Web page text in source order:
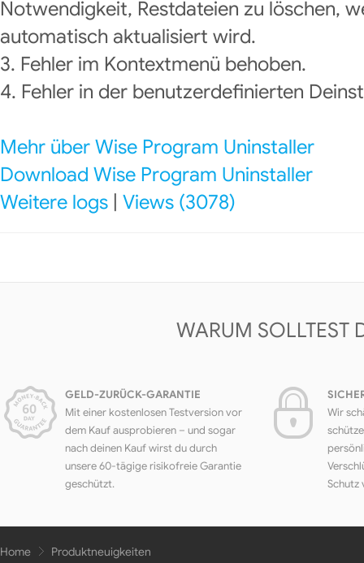
Notwendigkeit, Restdateien zu löschen,
automatisch aktualisiert wird.
3. Fehler im Kontextmenü behoben.
4. Fehler in der benutzerdefinierten
Mehr über Wise Program Uninstaller
Download Wise Program Uninstaller
Weitere logs Views (3078)
WARUM SOLLTEST
GELD-ZURÜCK-GARANTIE
Mit einer kostenlosen Testversion vor
dem Kauf ausprobieren – und sogar
nach deinen Kauf wirst du durch
unsere 60-tägige risikofreie Garantie
geschützt.
Wir
Schutz
Home Produktneuigkeiten